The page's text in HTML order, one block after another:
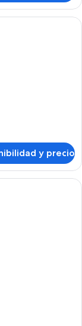
decoración de
y precio